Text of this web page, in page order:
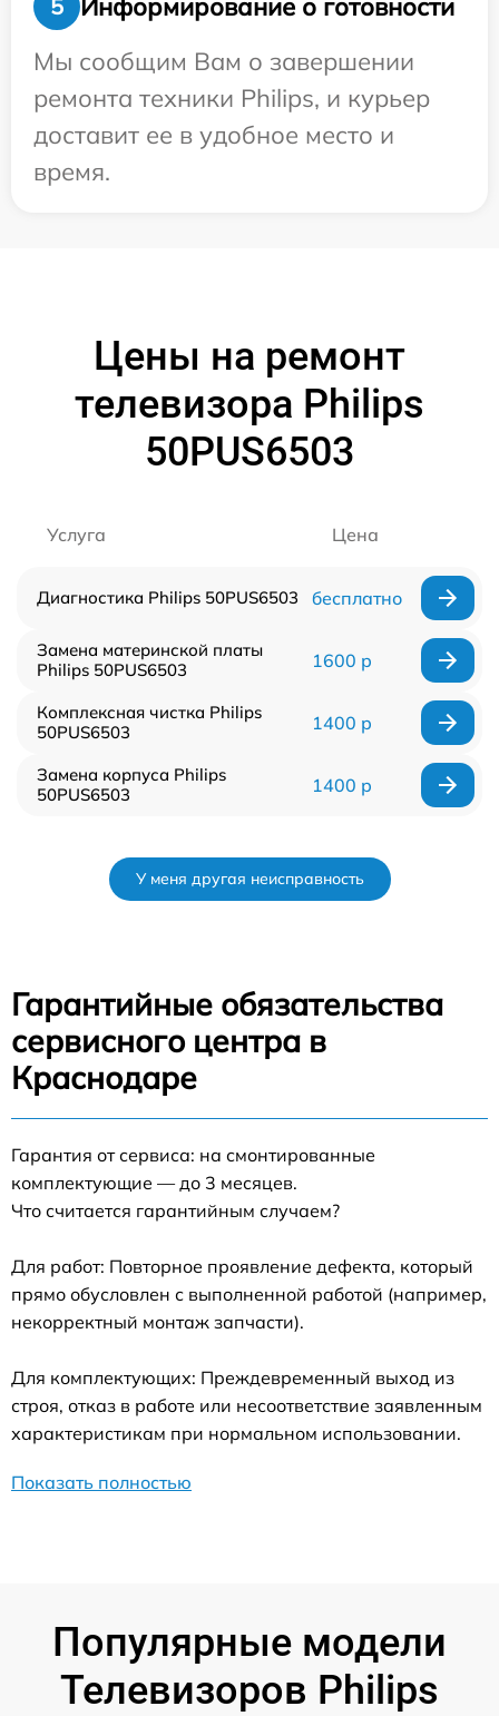
5
Мы сообщим Вам о завершении
ремонта техники Philips, и курьер
доставит ее в удобное место и
время.
Цены на ремонт
телевизора Philips
50PUS6503
Услуга Цена
Диагностика Philips 50PUS6503 бесплатно
Замена материнской платы
Philips 50PUS6503
1600 р
Комплексная чистка Philips
50PUS6503
1400 р
Замена корпуса Philips
50PUS6503
1400 р
У меня другая неисправность
Гарантийные обязательства
сервисного центра в
Краснодаре
Гарантия от сервиса: на смонтированные
комплектующие — до 3 месяцев.
Что считается гарантийным случаем?
Для работ: Повторное проявление дефекта, который
прямо обусловлен с выполненной работой (например,
некорректный монтаж запчасти).
Для комплектующих: Преждевременный выход из
строя, отказ в работе или несоответствие заявленным
характеристикам при нормальном использовании.
Показать полностью
Популярные модели
Телевизоров Philips